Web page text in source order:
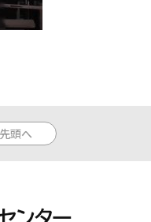
頭へ